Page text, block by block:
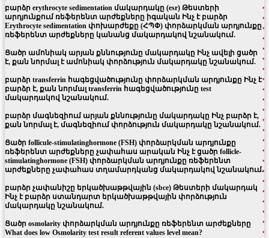
բարձր erythrocyte sedimentation մակարդակը (esr) Թեստերի
արդյունքում ռեֆերենտ արժեքները իգական Ինչ է բարձր
Erythrocyte sedimentation փոխարժեքը (ՀՊՓ) փորձարկման արդյունքը
ռեֆերենտ արժեքները կանանց մակարդակով նշանակում.
Ցածր ամոնիակ արյան քննությունը մակարդակը Ինչ ավելի ցածր
է, քան նորմալ է ամոնիակ փորձություն մակարդակը նշանակում.
բարձր transferrin հագեցվածությունը փորձարկման արդյունքը Ինչ է
բարձր է, քան նորմալ transferrin հագեցվածությունը test
մակարդակով նշանակում.
բարձր մագնեզիում արյան քննությունը մակարդակը Ինչ բարձր է,
քան նորմալ է, մագնեզիում փորձություն մակարդակը նշանակում.
Ցածր follicule-stimulatinghormone (FSH) փորձարկման արդյունքը
ռեֆերենտ արժեքները չափահաս արական Ինչ է ցածր follicle-
stimulatinghormone (FSH) փորձարկման արդյունքը ռեֆերենտ
արժեքները չափահաս տղամարդկանց մակարդակով նշանակում.
բարձր չափանիշը երկածխաթթվային (sbce) Թեստերի մակարդակ
Ինչ է բարձր ստանդարտ երկածխաթթվային փորձություն
մակարդակը նշանակում.
Ցածր osmolarity փորձարկման արդյունքը ռեֆերենտ արժեքները
What does low Osmolarity test result referent values level mean?